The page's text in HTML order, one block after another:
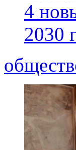
4
2030